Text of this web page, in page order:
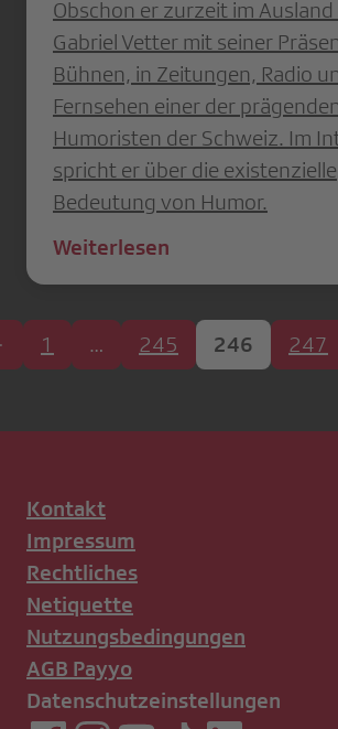
Obschon er zurzeit im
Gabriel Vetter mit seiner
Bühnen, in Zeitungen, Radio
Fernsehen einer der prägenden
Humoristen der Schweiz. Im
spricht er über die existenzielle
Bedeutung von Humor.
Weiterlesen
1 … 245 246 247
Kontakt
Impressum
Rechtliches
Netiquette
Nutzungsbedingungen
AGB Payyo
Datenschutzeinstellungen